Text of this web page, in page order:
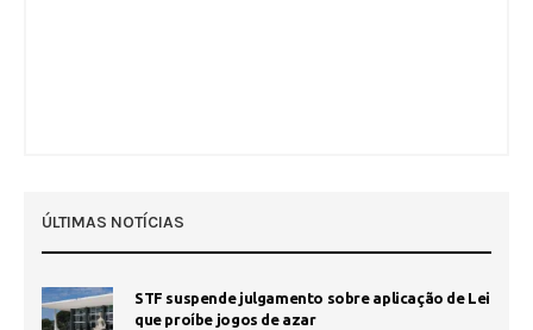
ÚLTIMAS NOTÍCIAS
STF suspende julgamento sobre aplicação de Lei
que proíbe jogos de azar